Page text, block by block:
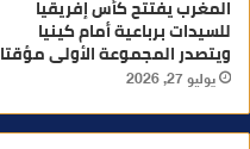
المغرب يفتتح كأس إفريقيا
للسيدات برباعية أمام كينيا
ويتصدر المجموعة الأولى مؤقتا
يوليو 27, 2026